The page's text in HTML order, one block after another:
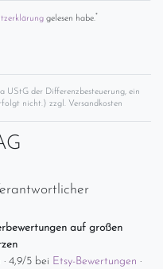
gelesen habe.*
UStG der Differenzbesteuerung, ein
nicht.) zzgl. Versandkosten
auf großen
· 4,9/5 bei Etsy-Bewertungen ·